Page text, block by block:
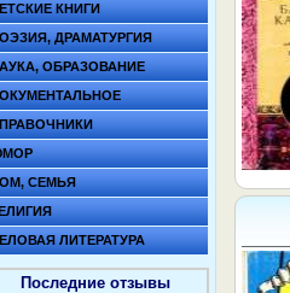
КНИГИ
ДРАМАТУРГИЯ
ОБРАЗОВАНИЕ
СЕМЬЯ
ЛИТЕРАТУРА
Последние отзывы